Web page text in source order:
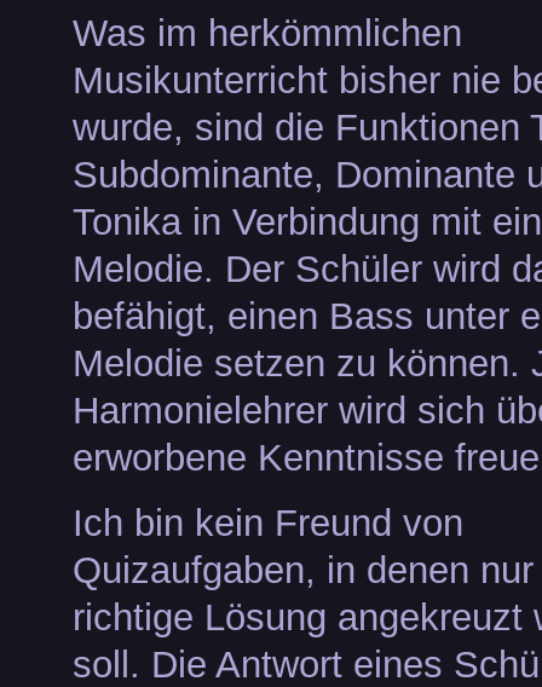
Was im herkömmlichen
Musikunterricht bisher nie
wurde, sind die Funktionen
Subdominante, Dominante
Tonika in Verbindung mit
Melodie. Der Schüler wird
befähigt, einen Bass unter
Melodie setzen zu können.
Harmonielehrer wird sich
erworbene Kenntnisse
Ich bin kein Freund von
Quizaufgaben, in denen
richtige Lösung angekreuzt
soll. Die Antwort eines